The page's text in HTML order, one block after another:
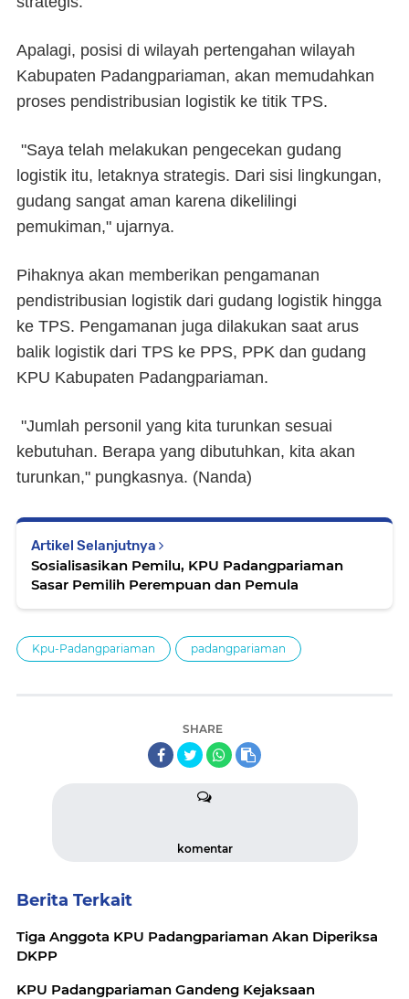
Apalagi, posisi di wilayah pertengahan wilayah
Kabupaten Padangpariaman, akan memudahkan
proses pendistribusian logistik ke titik TPS.
"Saya telah melakukan pengecekan gudang
logistik itu, letaknya strategis. Dari sisi lingkungan,
gudang sangat aman karena dikelilingi
pemukiman," ujarnya.
Pihaknya akan memberikan pengamanan
pendistribusian logistik dari gudang logistik hingga
ke TPS. Pengamanan juga dilakukan saat arus
balik logistik dari TPS ke PPS, PPK dan gudang
KPU Kabupaten Padangpariaman.
"Jumlah personil yang kita turunkan sesuai
kebutuhan. Berapa yang dibutuhkan, kita akan
turunkan," pungkasnya. (Nanda)
Artikel Selanjutnya
Sosialisasikan Pemilu, KPU Padangpariaman
Sasar Pemilih Perempuan dan Pemula
Kpu-Padangpariaman padangpariaman
SHARE
komentar
Berita Terkait
Tiga Anggota KPU Padangpariaman Akan Diperiksa
DKPP
KPU Padangpariaman Gandeng Kejaksaan